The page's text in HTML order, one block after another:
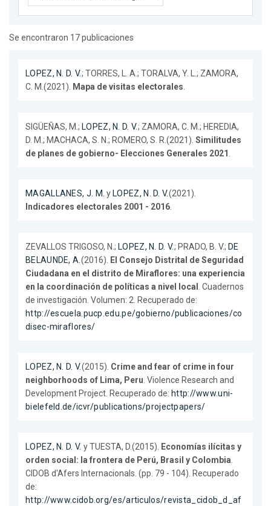
Se encontraron 17 publicaciones
LOPEZ, N. D. V.; TORRES, L. A.; TORALVA, Y. L.; ZAMORA,
C. M.(2021). Mapa de visitas electorales.
SIGÜEÑAS, M.; LOPEZ, N. D. V.; ZAMORA, C. M.; HEREDIA,
D. M.; MACHACA, S. N.; ROMERO, S. R.(2021). Similitudes
de planes de gobierno- Elecciones Generales 2021 .
MAGALLANES, J. M. y LOPEZ, N. D. V.(2021).
Indicadores electorales 2001 - 2016.
ZEVALLOS TRIGOSO, N.; LOPEZ, N. D. V.; PRADO, B. V.; DE
BELAUNDE, A.(2016). El Consejo Distrital de Seguridad
Ciudadana en el distrito de Miraflores: una experiencia
en la coordinación de políticas a nivel local . Cuadernos
de investigación. Volumen: 2. Recuperado de:
http://escuela.pucp.edu.pe/gobierno/publicaciones/co
disec-miraflores/
LOPEZ, N. D. V.(2015). Crime and fear of crime in four
neighborhoods of Lima, Peru. Violence Research and
Development Project. Recuperado de: http://www.uni-
bielefeld.de/icvr/publications/projectpapers/
LOPEZ, N. D. V. y TUESTA, D.(2015). Economías ilícitas y
orden social: la frontera de Perú, Brasil y Colombia.
CIDOB d'Afers Internacionals. (pp. 79 - 104). Recuperado
de:
http://www.cidob.org/es/articulos/revista_cidob_d_af